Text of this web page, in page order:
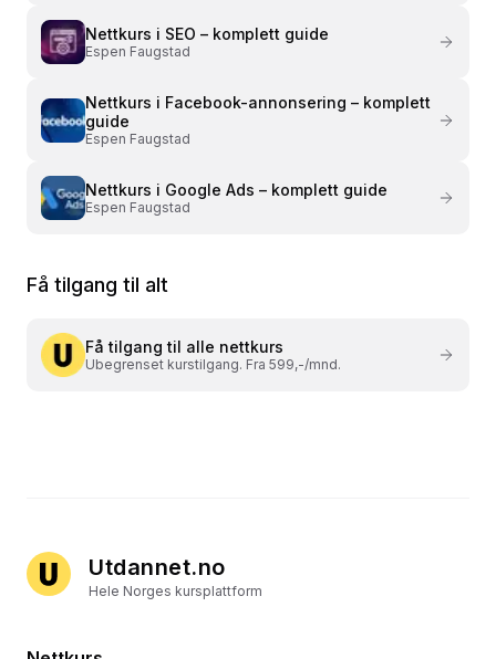
Nettkurs i SEO – komplett guide
Espen Faugstad
Nettkurs i Facebook-annonsering – komplett
guide
Espen Faugstad
Nettkurs i Google Ads – komplett guide
Espen Faugstad
Få tilgang til alt
Få tilgang til alle nettkurs
Ubegrenset kurstilgang. Fra 599,-/mnd.
Utdannet.no
Hele Norges kursplattform